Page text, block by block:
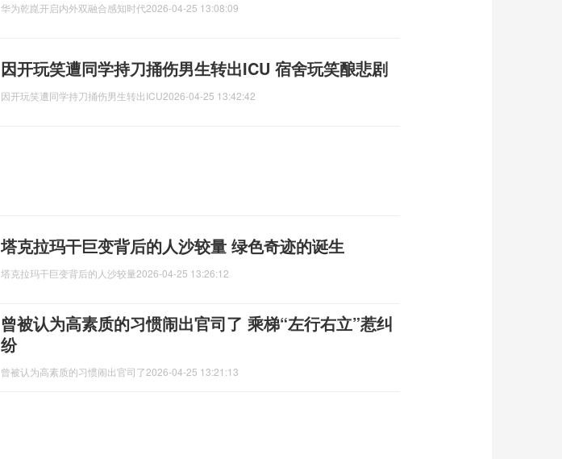
华为乾崑开启内外双融合感知时代2026-04-25 13:08:09
因开玩笑遭同学持刀捅伤男生转出ICU 宿舍玩笑酿悲剧
因开玩笑遭同学持刀捅伤男生转出ICU2026-04-25 13:42:42
塔克拉玛干巨变背后的人沙较量 绿色奇迹的诞生
塔克拉玛干巨变背后的人沙较量2026-04-25 13:26:12
曾被认为高素质的习惯闹出官司了 乘梯“左行右立”惹纠
纷
曾被认为高素质的习惯闹出官司了2026-04-25 13:21:13